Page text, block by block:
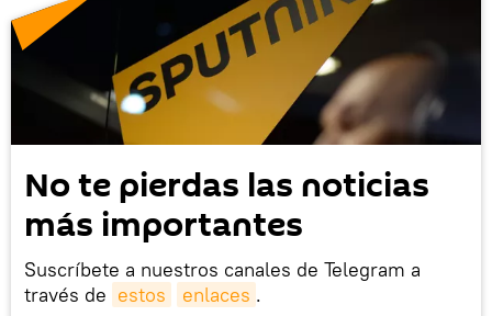
No te pierdas las noticias
más importantes
Suscríbete a nuestros canales de Telegram a
través de estos enlaces .